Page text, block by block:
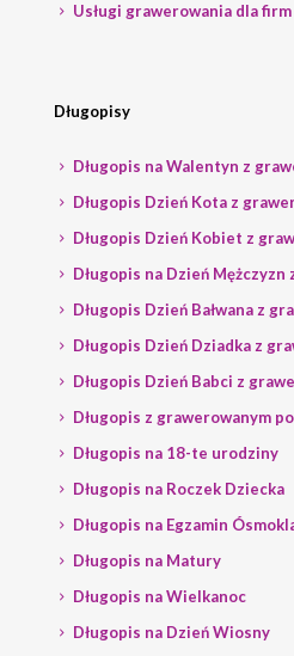
Usługi grawerowania dla firm
Długopisy
Długopis na Walentyn z
Długopis Dzień Kota z
Długopis Dzień Kobiet z
Długopis na Dzień Mężczyzn
Długopis Dzień Bałwana z
Długopis Dzień Dziadka z
Długopis Dzień Babci z
Długopis z grawerowanym
Długopis na 18-te urodziny
Długopis na Roczek Dziecka
Długopis na Egzamin
Długopis na Matury
Długopis na Wielkanoc
Długopis na Dzień Wiosny